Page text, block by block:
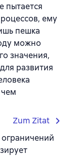
пытается
ему
пешка
можно
значения,
развития
Zum Zitat